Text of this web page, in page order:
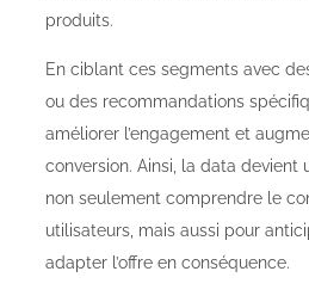
produits.
En ciblant ces segments avec
ou des recommandations
améliorer l’engagement et
conversion. Ainsi, la data devient
non seulement comprendre le
utilisateurs, mais aussi pour
adapter l’offre en conséquence.